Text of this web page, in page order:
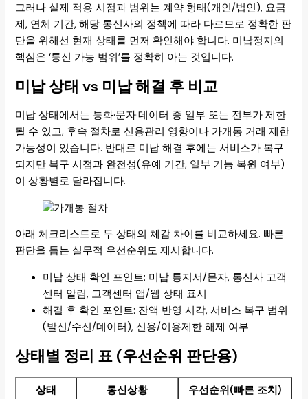
그러나 실제 적용 시점과 범위는 계약 형태(개인/법인), 요금
제, 연체 기간, 해당 통신사의 정책에 따라 다르므로 정확한 판
단을 위해선 현재 상태를 먼저 확인해야 합니다. 미납정지의
핵심은 ‘통신 가능 범위’를 정확히 아는 것입니다.
미납 상태 vs 미납 해결 후 비교
미납 상태에서는 통화·문자·데이터 중 일부 또는 전부가 제한
될 수 있고, 후속 절차로 신용관리 영향이나 가개통 거래 제한
가능성이 있습니다. 반대로 미납 해결 후에는 서비스가 복구
되지만 복구 시점과 완전성(유예 기간, 일부 기능 복원 여부)
이 상황별로 달라집니다.
아래 체크리스트로 두 상태의 체감 차이를 비교하세요. 빠른
판단을 돕는 실무적 우선순위도 제시합니다.
미납 상태 확인 포인트: 미납 통지서/문자, 통신사 고객
센터 알림, 고객센터 앱/웹 상태 표시
해결 후 확인 포인트: 잔액 반영 시각, 서비스 복구 범위
(발신/수신/데이터), 신용/이용제한 해제 여부
상태별 정리 표 (우선순위 판단용)
상태 통신상황
우선순위(빠른 조치)